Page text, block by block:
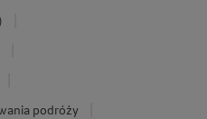
podróży